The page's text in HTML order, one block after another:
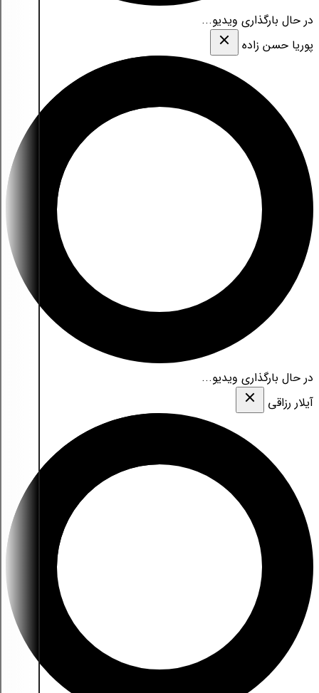
در حال بارگذاری ویدیو...
پوریا حسن زاده
در حال بارگذاری ویدیو...
آیلار رزاقی